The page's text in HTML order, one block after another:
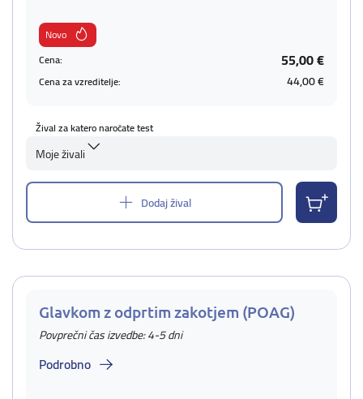
Novo
Cena:
55,00 €
Cena za vzreditelje: 44,00 €
Žival za katero naročate test
Moje živali
Dodaj žival
Glavkom z odprtim zakotjem (POAG)
Povprečni čas izvedbe: 4-5 dni
Podrobno